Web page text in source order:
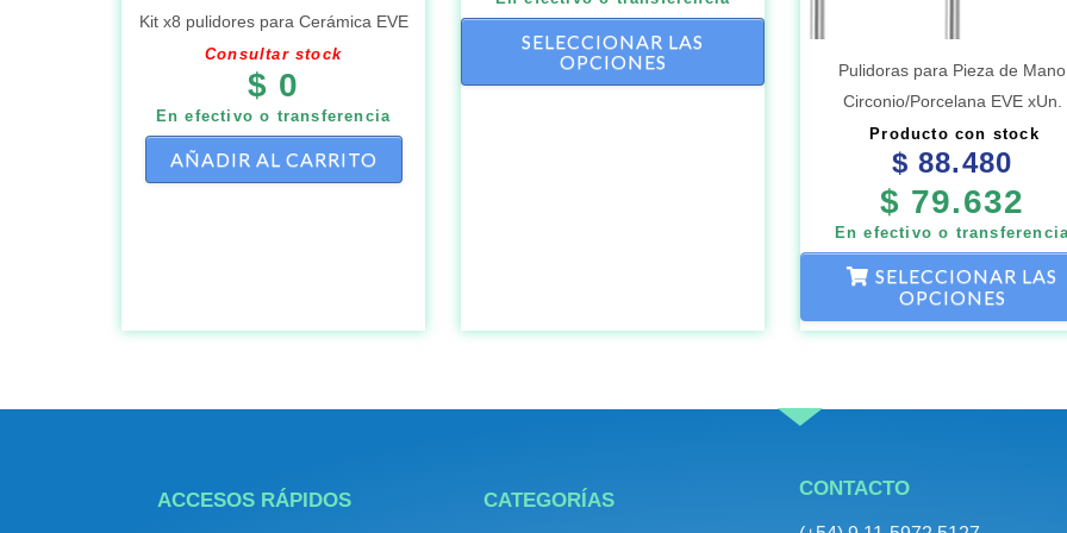
Kit x8 pulidores para Cerámica EVE
Consultar stock
$ 0
En efectivo o transferencia
AÑADIR AL CARRITO
SELECCIONAR LAS
OPCIONES
pueden
producto
Pulidoras para Pieza de Mano
Circonio/Porcelana EVE xUn.
Producto con stock
$ 88.480
$ 79.632
En efectivo o transferencia
SELECCIONAR LAS
OPCIONES
ACCESOS RÁPIDOS CATEGORÍAS
CONTACTO